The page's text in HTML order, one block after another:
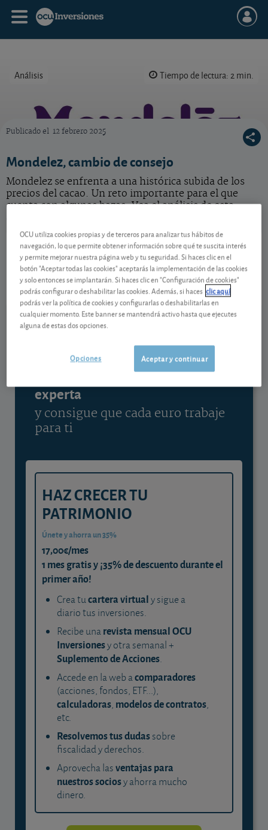
Análisis Tiempo de lectura: 2 min.
Publicado el 12 febrero 2025
Mondelez, cambio de consejo
Mondelez se enfrenta a una histórica subida de los
precios del cacao. Un reto importante para el que
cuenta con algunas bazas. Vea el análisis de esta
Mondelez International
US6092071058
06/08/2026 Nasdaq
62,81 USD
0,205 USD (0,33 %)
Ver detalladamente
experta
y consigue que cada euro trabaje
para ti
HAZ CRECER TU
PATRIMONIO
Únete y ahorra un 35%
17,00€/mes
1 mes gratis y ¡35% de descuento durante el
primer año!
Crea tucartera virtualy sigue a
diario tus inversiones.
Recibe unarevista mensual OCU
Inversionesy otra semanal +
Suplemento de Acciones.
Accede en la web acomparadores
(acciones, fondos, ETF...),
calculadoras, modelos de contratos,
etc.
Resolvemos tus dudassobre
fiscalidad y derechos.
Aprovecha lasventajas para
nuestros sociosy ahorra mucho
dinero.
OCU utiliza cookies propias y de terceros para analizar tus hábitos de
navegación, lo que permite obtener información sobre qué te suscita interés
y permite mejorar nuestra página web y tu seguridad. Si haces clic en el
botón "Aceptar todas las cookies" aceptarás la implementación de las cookies
y solo entonces se implantarán. Si haces clic en "Configuración de cookies"
podrás configurar o deshabilitar las cookies. Además, si haces clic aquí
podrás ver la política de cookies y configurarlas o deshabilitarlas en
cualquier momento. Este banner se mantendrá activo hasta que ejecutes
alguna de estas dos opciones.
Aceptar y continuar
Opciones